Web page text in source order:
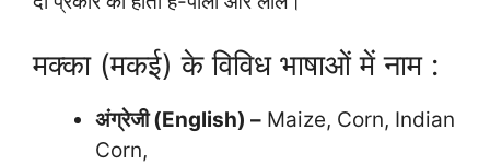
मक्का (मकई) के विविध भाषाओं में नाम :
अंग्रेजी (English) – Maize, Corn, Indian
Corn,